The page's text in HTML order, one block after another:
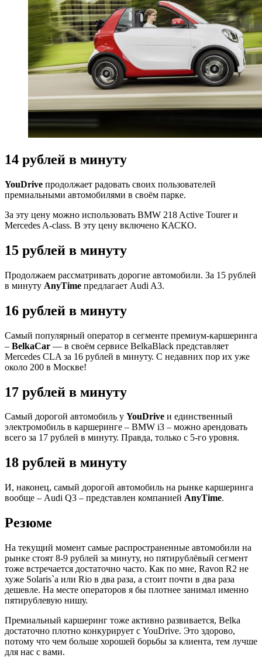
14 рублей в минуту
YouDrive продолжает радовать своих пользователей
премиальными автомобилями в своём парке.
За эту цену можно использовать BMW 218 Active Tourer и
Mercedes A-class. В эту цену включено КАСКО.
15 рублей в минуту
Продолжаем рассматривать дорогие автомобили. За 15 рублей
в минуту AnyTime предлагает Audi A3.
16 рублей в минуту
Самый популярный оператор в сегменте премиум-каршеринга
– BelkaCar — в своём сервисе BelkaBlack представляет
Mercedes CLA за 16 рублей в минуту. С недавних пор их уже
около 200 в Москве!
17 рублей в минуту
Самый дорогой автомобиль у YouDrive и единственный
электромобиль в каршеринге – BMW i3 – можно арендовать
всего за 17 рублей в минуту. Правда, только с 5-го уровня.
18 рублей в минуту
И, наконец, самый дорогой автомобиль на рынке каршеринга
вообще – Audi Q3 – представлен компанией AnyTime.
Резюме
На текущий момент самые распространенные автомобили на
рынке стоят 8-9 рублей за минуту, но пятирублёвый сегмент
тоже встречается достаточно часто. Как по мне, Ravon R2 не
хуже Solaris`a или Rio в два раза, а стоит почти в два раза
дешевле. На месте операторов я бы плотнее занимал именно
пятирублевую нишу.
Премиальный каршеринг тоже активно развивается, Belka
достаточно плотно конкурирует с YouDrive. Это здорово,
потому что чем больше хорошей борьбы за клиента, тем лучше
для нас с вами.